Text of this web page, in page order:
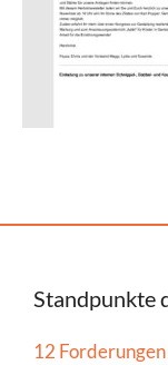
Standpunkte
12